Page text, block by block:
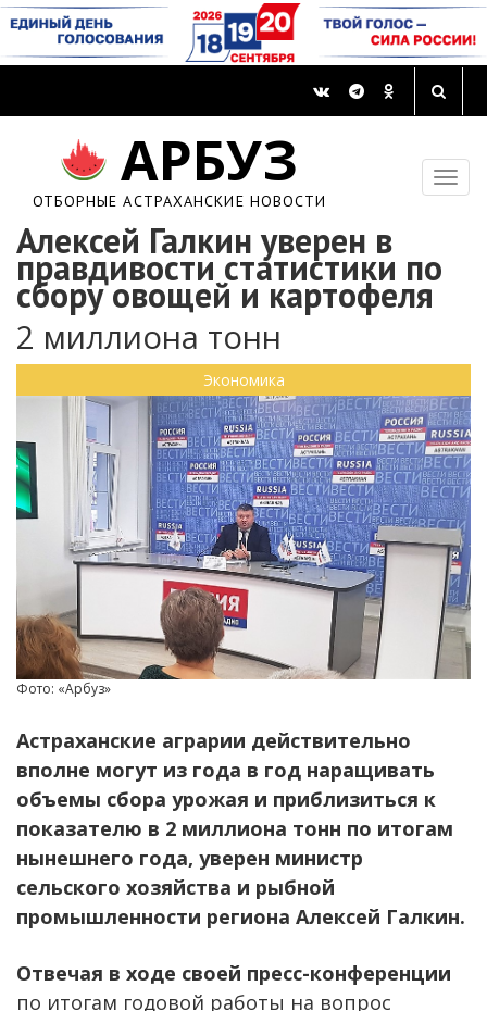
АРБУЗ
ОТБОРНЫЕ АСТРАХАНСКИЕ НОВОСТИ
Алексей Галкин уверен в
правдивости статистики по
сбору овощей и картофеля
2 миллиона тонн
Экономика
Фото: «Арбуз»
Астраханские аграрии действительно
вполне могут из года в год наращивать
объемы сбора урожая и приблизиться к
показателю в 2 миллиона тонн по итогам
нынешнего года, уверен министр
сельского хозяйства и рыбной
промышленности региона Алексей Галкин.
Отвечая в ходе своей пресс-конференции
по итогам годовой работы на вопрос